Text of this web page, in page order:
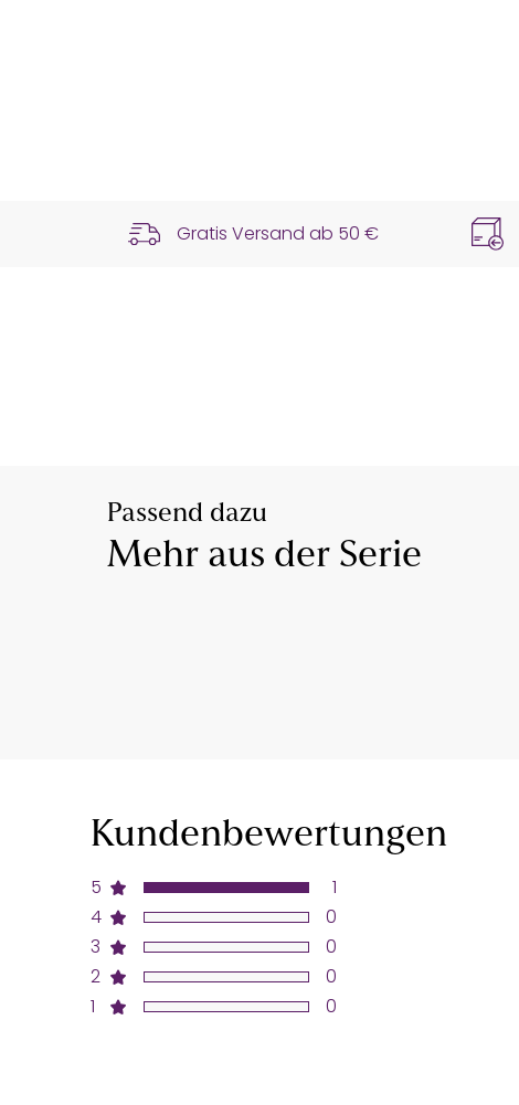
Gratis Versand ab 50 €
Passend dazu
Mehr aus der Serie
Kundenbewertungen
5
4
3
2
1
1
0
0
0
0